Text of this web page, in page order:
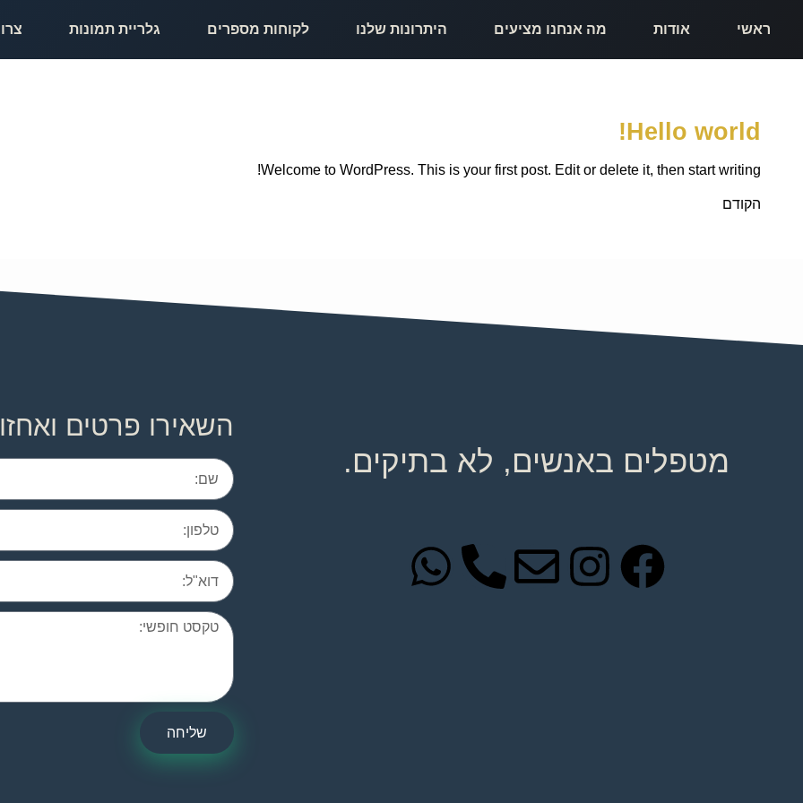
ראשי אודות מה אנחנו מציעים היתרונות שלנו לקוחות מספרים גלריית תמונות
Hello world!
Welcome to WordPress. This is your first post. Edit or delete it, then start writing!
הקודם
מטפלים באנשים, לא בתיקים.
השאירו פרטים
שליחה